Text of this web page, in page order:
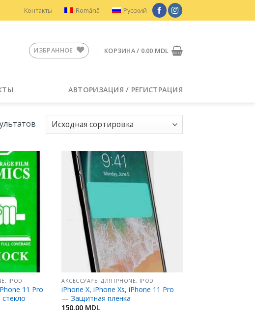
Контакты Română Русский
ИЗБРАННОЕ КОРЗИНА / 0.00 MDL
АВТОРИЗАЦИЯ / РЕГИСТРАЦИЯ
Добавить
IPOD
11 Pro
Добавить
Избранное
АКСЕССУАРЫ ДЛЯ IPHONE, IPOD
iPhone X, iPhone Xs, iPhone 11 Pro
— Защитная пленка
150.00 MDL